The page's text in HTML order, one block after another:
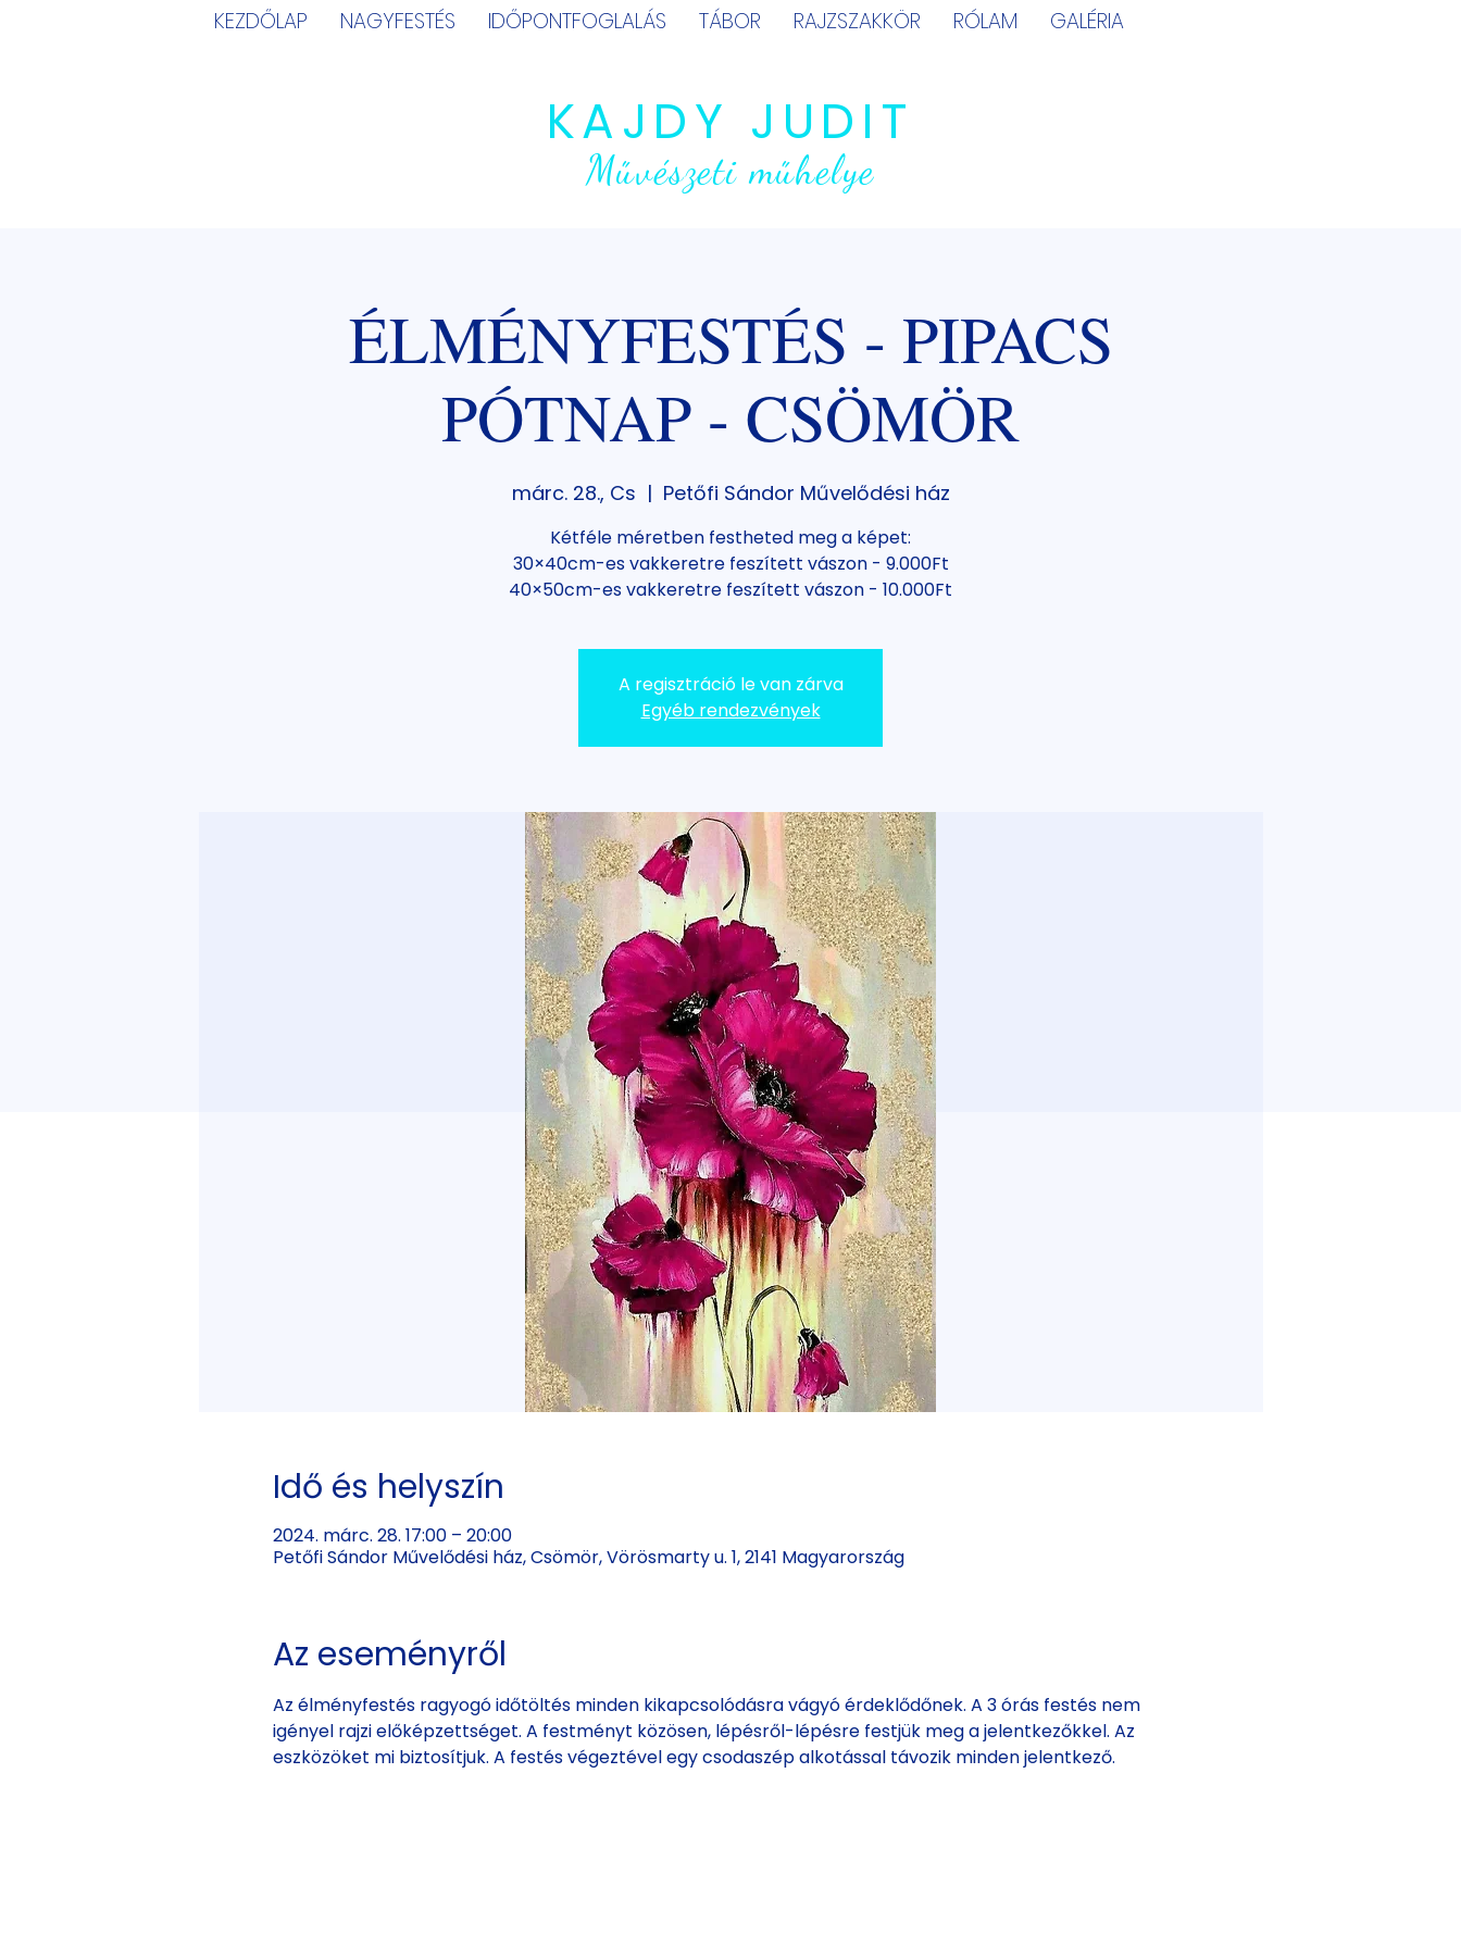
KEZDŐLAP NAGYFESTÉS IDŐPONTFOGLALÁS TÁBOR RAJZSZAKKÖR RÓLAM GALÉRIA
KAJDY JUDIT
Művészeti műhelye
ÉLMÉNYFESTÉS - PIPACS
PÓTNAP - CSÖMÖR
márc. 28., Cs
  |
Petőfi Sándor Művelődési ház
Kétféle méretben festheted meg a képet:
30×40cm-es vakkeretre feszített vászon - 9.000Ft
A regisztráció le van zárva
Egyéb rendezvények
Idő és helyszín
2024. márc. 28. 17:00 – 20:00
Petőfi Sándor Művelődési ház, Csömör, Vörösmarty u. 1, 2141 Magyarország
Az eseményről
Az élményfestés ragyogó időtöltés minden kikapcsolódásra vágyó érdeklődőnek. A 3 órás festés nem
igényel rajzi előképzettséget. A festményt közösen, lépésről-lépésre festjük meg a jelentkezőkkel. Az
eszközöket mi biztosítjuk. A festés végeztével egy csodaszép alkotással távozik minden jelentkező.